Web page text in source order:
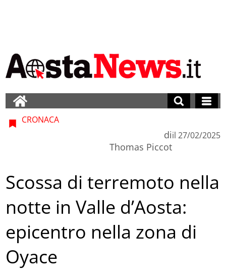
CRONACA
di
Thomas Piccot
il 27/02/2025
Scossa di terremoto nella
notte in Valle d’Aosta:
epicentro nella zona di
Oyace